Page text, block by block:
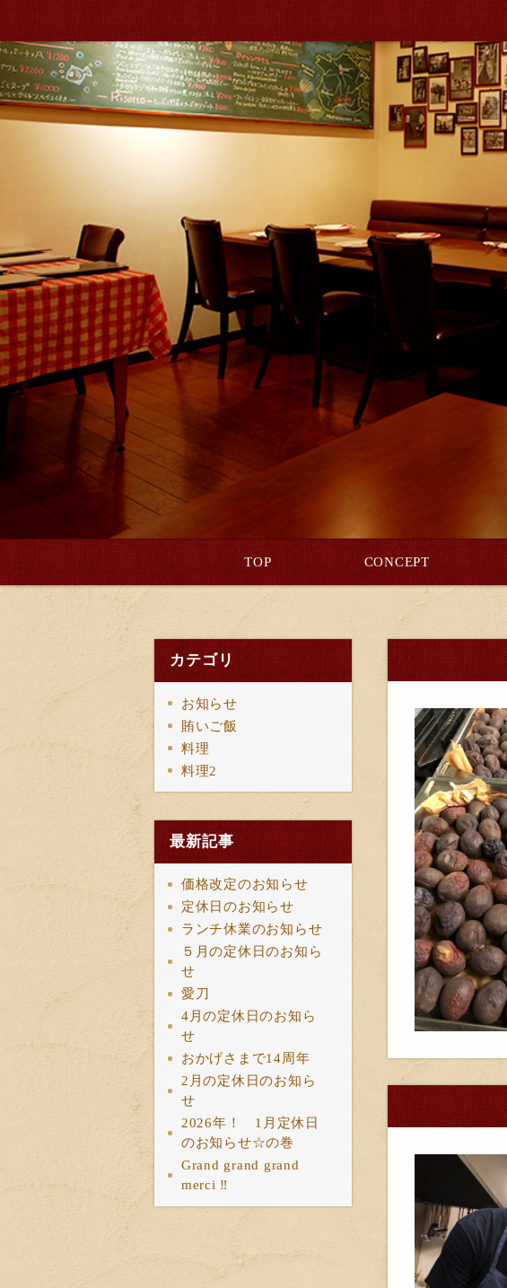
TOP CONCEPT
カテゴリ
お知らせ
賄いご飯
料理
料理2
最新記事
価格改定のお知らせ
定休日のお知らせ
ランチ休業のお知らせ
５月の定休日のお知ら
せ
愛刀
4月の定休日のお知ら
せ
おかげさまで14周年
2月の定休日のお知ら
せ
2026年！ 1月定休日
のお知らせ☆の巻
Grand grand grand
merci ‼︎